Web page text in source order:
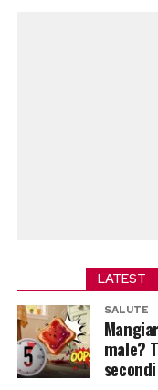
LATEST
SALUTE
male?